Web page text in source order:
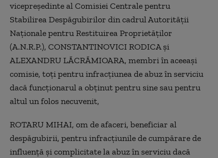
vicepreşedinte al Comisiei Centrale pentru
Stabilirea Despăgubirilor din cadrul Autorităţii
Naţionale pentru Restituirea Proprietăţilor
(A.N.R.P.), CONSTANTINOVICI RODICA și
ALEXANDRU LĂCRĂMIOARA, membri în aceeași
comisie, toți pentru infracțiunea de abuz în serviciu
dacă funcționarul a obținut pentru sine sau pentru
altul un folos necuvenit,
ROTARU MIHAI, om de afaceri, beneficiar al
despăgubirii, pentru infracțiunile de cumpărare de
influenţă şi complicitate la abuz în serviciu dacă